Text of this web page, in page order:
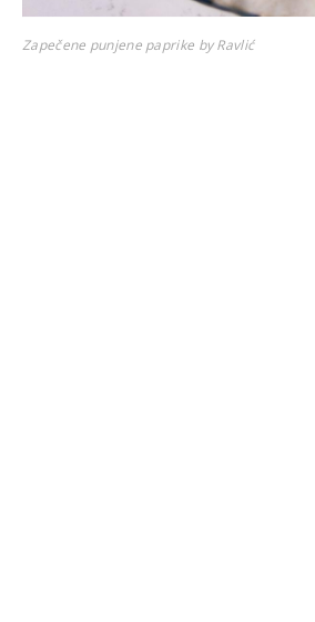
Zapečene punjene paprike by Ravlić